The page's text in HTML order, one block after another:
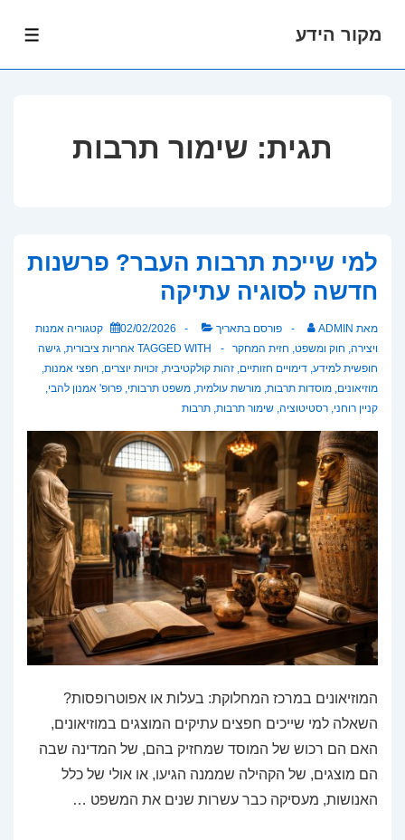
מקור הידע
תגית: שימור תרבות
למי שייכת תרבות העבר? פרשנות
חדשה לסוגיה עתיקה
מאת ADMIN פורסם בתאריך 02/02/2026 קטגוריה אמנות
ויצירה, חוק ומשפט, חזית המחקר TAGGED WITH אחריות ציבורית, גישה
חופשית למידע, דימויים חזותיים, זהות קולקטיבית, זכויות יוצרים, חפצי אמנות,
מוזיאונים, מוסדות תרבות, מורשת עולמית, משפט תרבותי, פרופ' אמנון להבי,
קניין רוחני, רסטיטוציה, שימור תרבות, תרבות
המוזיאונים במרכז המחלוקת: בעלות או אפוטרופסות?
השאלה למי שייכים חפצים עתיקים המוצגים במוזיאונים,
האם הם רכוש של המוסד שמחזיק בהם, של המדינה שבה
הם מוצגים, של הקהילה שממנה הגיעו, או אולי של כלל
האנושות, מעסיקה כבר עשרות שנים את המשפט …